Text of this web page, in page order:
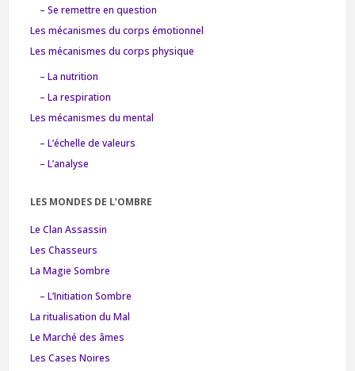
– Se remettre en question
Les mécanismes du corps émotionnel
Les mécanismes du corps physique
– La nutrition
– La respiration
Les mécanismes du mental
– L’échelle de valeurs
– L’analyse
LES MONDES DE L’OMBRE
Le Clan Assassin
Les Chasseurs
La Magie Sombre
– L’Initiation Sombre
La ritualisation du Mal
Le Marché des âmes
Les Cases Noires